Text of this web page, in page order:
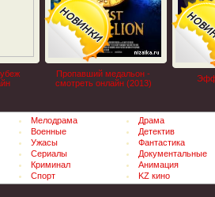
Пропавший медальон -
смотреть онлайн (2013)
Мелодрама
Драма
Военные
Детектив
Ужасы
Фантастика
Сериалы
Документальные
Криминал
Анимация
Спорт KZ кино